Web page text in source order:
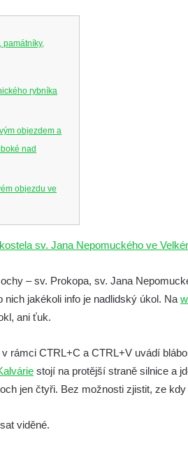
památníky,
rybníka
objezdem a
nad
objezdu ve
Hluboká
Hluboká
Hluboká
Hluboká
Hluboká
Hluboká
kostela sv. Jana Nepomuckého ve
– sv. Prokopa, sv. Jana
nich jakékoli info je nadlidský úkol. Na
ani ťuk.
v rámci CTRL+C a CTRL+V uvádí
stojí na protější straně silnice a
jen čtyři. Bez možnosti zjistit, ze
viděné.